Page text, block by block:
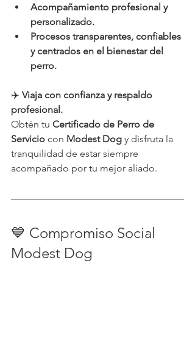
Acompañamiento profesional y
personalizado.
Procesos transparentes, confiables
y centrados en el bienestar del
perro.
✈️ Viaja con confianza y respaldo
profesional.
Obtén tu Certificado de Perro de
Servicio con Modest Dog y disfruta la
tranquilidad de estar siempre
acompañado por tu mejor aliado.
💙 Compromiso Social
Modest Dog